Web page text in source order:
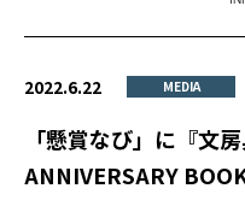
2022.6.22 MEDIA
「懸賞なび」に『文
ANNIVERSARY